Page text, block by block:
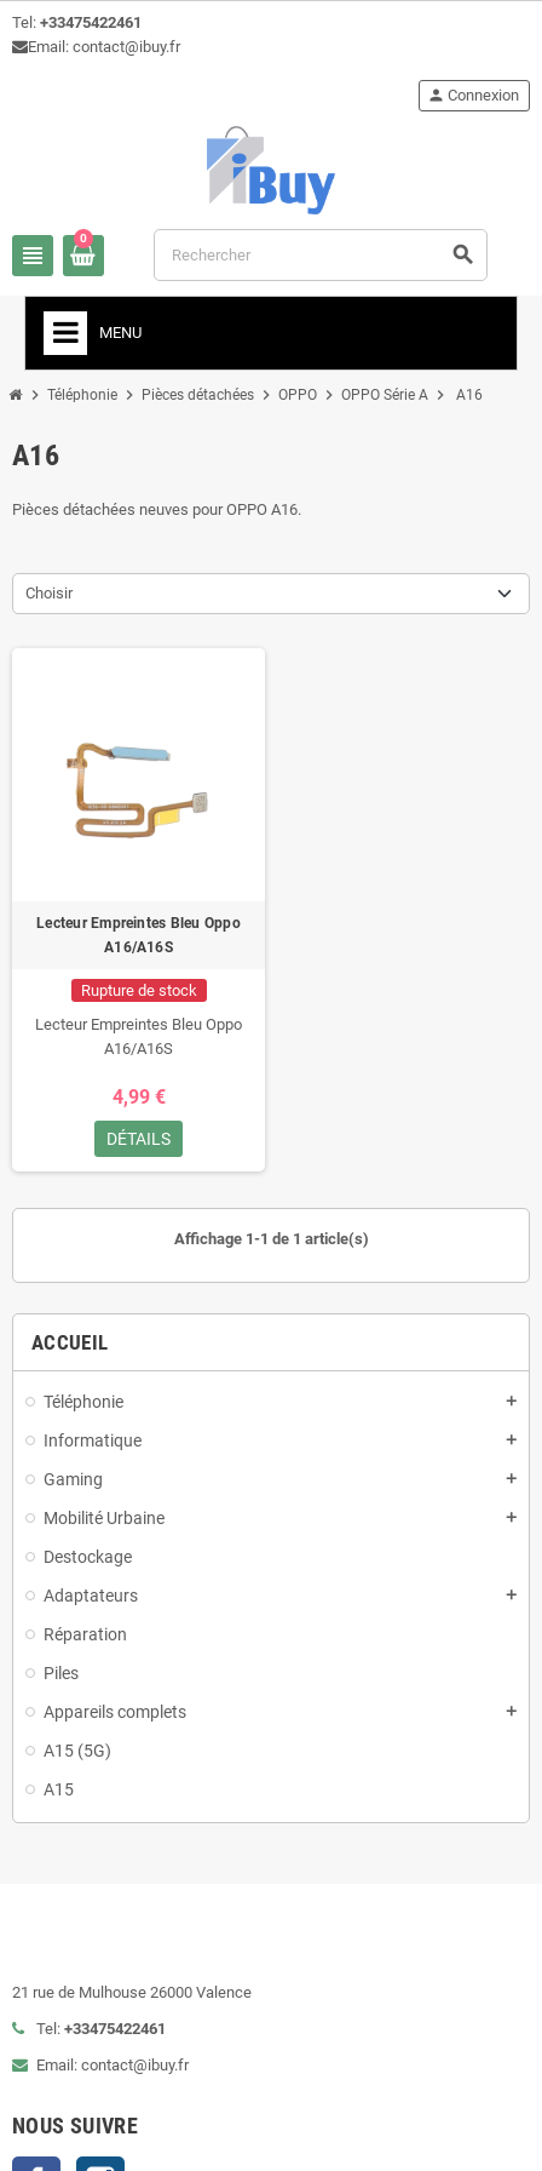
Tel: +33475422461
Email: contact@ibuy.fr
view_headline
person Connexion
0
search
MENU
chevron_right Téléphonie chevron_right Pièces détachées chevron_right OPPO chevron_right OPPO Série A chevron_right A16
ACCUEIL
Téléphonie add
Informatique add
Gaming add
Mobilité Urbaine add
Destockage
Adaptateurs
add
Réparation
Piles
Appareils complets
add
A15 (5G)
A15
A16
Pièces détachées neuves pour OPPO A16.
Choisir
Lecteur Empreintes Bleu Oppo
A16/A16S
Rupture de stock
Lecteur Empreintes Bleu Oppo
A16/A16S
4,99 €
DÉTAILS
Affichage 1-1 de 1 article(s)
21 rue de Mulhouse 26000 Valence
Tel: +33475422461
Email: contact@ibuy.fr
NOUS SUIVRE